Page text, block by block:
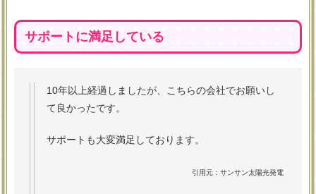
サポートに満足している
10年以上経過しましたが、こちらの会社でお願いし
て良かったです。
サポートも大変満足しております。
引用元：サンサン太陽光発電